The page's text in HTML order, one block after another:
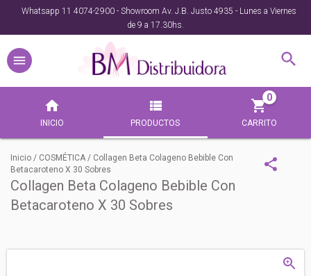
Whatsapp 11 4074-2900 - Showroom Av. J.B. Justo 4935 - Lunes a Viernes
de 9 a 17.30hs.
INICIO PRODUCTOS CARRITO
0
Inicio / COSMÉTICA / Collagen Beta Colageno Bebible Con
Betacaroteno X 30 Sobres
Collagen Beta Colageno Bebible Con
Betacaroteno X 30 Sobres